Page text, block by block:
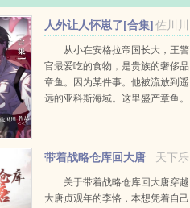
佐川川
人外让人怀崽了[合集]
从小在安格拉帝国长大，王警
官最爱吃的食物，是贵族的奢侈品
章鱼。因为某件事。他被流放到遥
远的亚科斯海域。这里盛产章鱼。
天下乐
带着战略仓库回大唐
关于带着战略仓库回大唐穿越
大唐贞观年的李恪，本想凭着自己